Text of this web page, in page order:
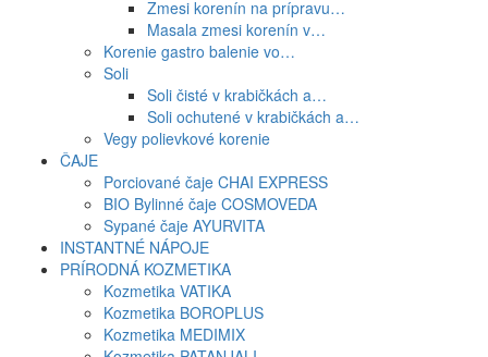
Zmesi korenín na prípravu…
Masala zmesi korenín v…
Korenie gastro balenie vo…
Soli
Soli čisté v krabičkách a…
Soli ochutené v krabičkách a…
Vegy polievkové korenie
ČAJE
Porciované čaje CHAI EXPRESS
BIO Bylinné čaje COSMOVEDA
Sypané čaje AYURVITA
INSTANTNÉ NÁPOJE
PRÍRODNÁ KOZMETIKA
Kozmetika VATIKA
Kozmetika BOROPLUS
Kozmetika MEDIMIX